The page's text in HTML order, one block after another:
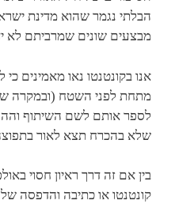
הבלתי נגמר שהוא מדינת
מבצעים שונים שמרביתם לא
אנו בקונטנטו נאו מאמינים
מתחת לפני השטח (ובמקרה
לספר אותם לשם השיתוף
שלא בהכרח תצא לאור
בין אם זה דרך ראיון חסוי
קונטנטו או כתיבה והדפסה של